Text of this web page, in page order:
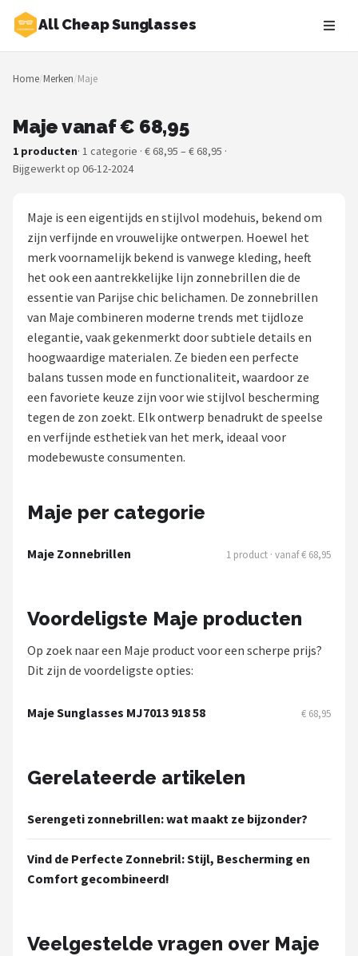
All Cheap Sunglasses
Zoeken
NAVIGATIE
Merken
Zonnebrillen
Baby zonnebrillen
Shop
POPULAIRE MERKEN
Polaroid
Kingseven
Montuurtjevoorjou
Fako Fashion®
Maesy
Fako Sunglasses®
Zonnebril Dames
Home/Merken/Maje
Maje vanaf € 68,95
1 producten· 1 categorie · € 68,95 – € 68,95 ·
Bijgewerkt op 06-12-2024
Maje is een eigentijds en stijlvol modehuis, bekend om
zijn verfijnde en vrouwelijke ontwerpen. Hoewel het
merk voornamelijk bekend is vanwege kleding, heeft
het ook een aantrekkelijke lijn zonnebrillen die de
essentie van Parijse chic belichamen. De zonnebrillen
van Maje combineren moderne trends met tijdloze
elegantie, vaak gekenmerkt door subtiele details en
hoogwaardige materialen. Ze bieden een perfecte
balans tussen mode en functionaliteit, waardoor ze
een favoriete keuze zijn voor wie stijlvol bescherming
tegen de zon zoekt. Elk ontwerp benadrukt de speelse
en verfijnde esthetiek van het merk, ideaal voor
modebewuste consumenten.
Maje per categorie
Maje Zonnebrillen 1 product · vanaf € 68,95
Voordeligste Maje producten
Op zoek naar een Maje product voor een scherpe prijs?
Dit zijn de voordeligste opties:
Maje Sunglasses MJ7013 918 58 € 68,95
Gerelateerde artikelen
Serengeti zonnebrillen: wat maakt ze bijzonder?
Vind de Perfecte Zonnebril: Stijl, Bescherming en
Comfort gecombineerd!
Veelgestelde vragen over Maje